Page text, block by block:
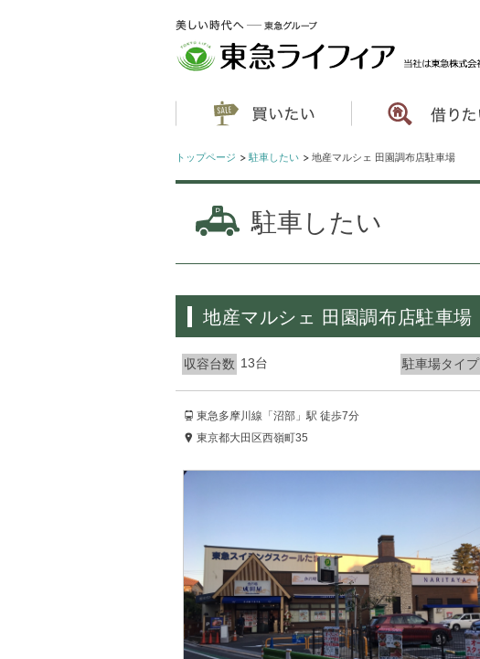
トップページ 駐車したい 地産マルシェ 田園調布店駐車場
駐車したい
地産マルシェ 田園調布店駐車場
収容台数 13台 駐車場タイプ
東急多摩川線「沼部」駅 徒歩7分
東京都大田区西嶺町35